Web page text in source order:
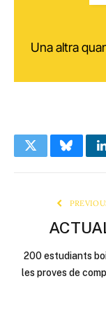
Una altra
TwitterBluesky
200 estudiants
les proves de